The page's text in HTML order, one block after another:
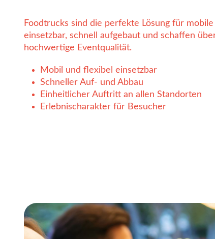
Foodtrucks sind die perfekte Lösung für mobile
einsetzbar, schnell aufgebaut und schaffen
hochwertige Eventqualität.
Mobil und flexibel einsetzbar
Schneller Auf- und Abbau
Einheitlicher Auftritt an allen Standorten
Erlebnischarakter für Besucher